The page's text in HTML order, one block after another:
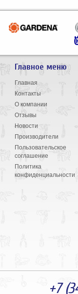
Главное меню
Главная
Контакты
О компании
Отзывы
Новости
Производители
Пользовательское
соглашение
Политика
конфиденциальности
+7